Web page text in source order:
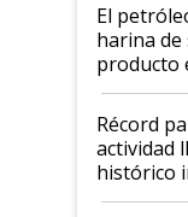
El
harina
producto
el agro
diez
liderazgo
récord
Récord
actividad
histórico
cosecha